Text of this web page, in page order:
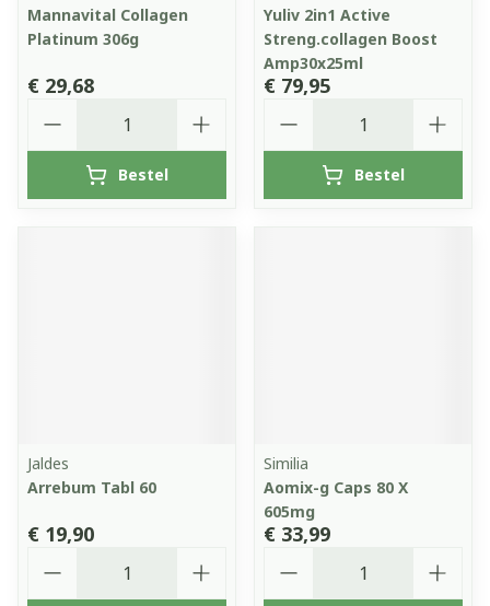
Mannavital Collagen
Platinum 306g
€ 29,68
Bestel
Yuliv 2in1 Active
Streng.collagen Boost
Amp30x25ml
€ 79,95
Bestel
Jaldes
Arrebum Tabl 60
€ 19,90
Similia
Aomix-g Caps 80 X
605mg
€ 33,99